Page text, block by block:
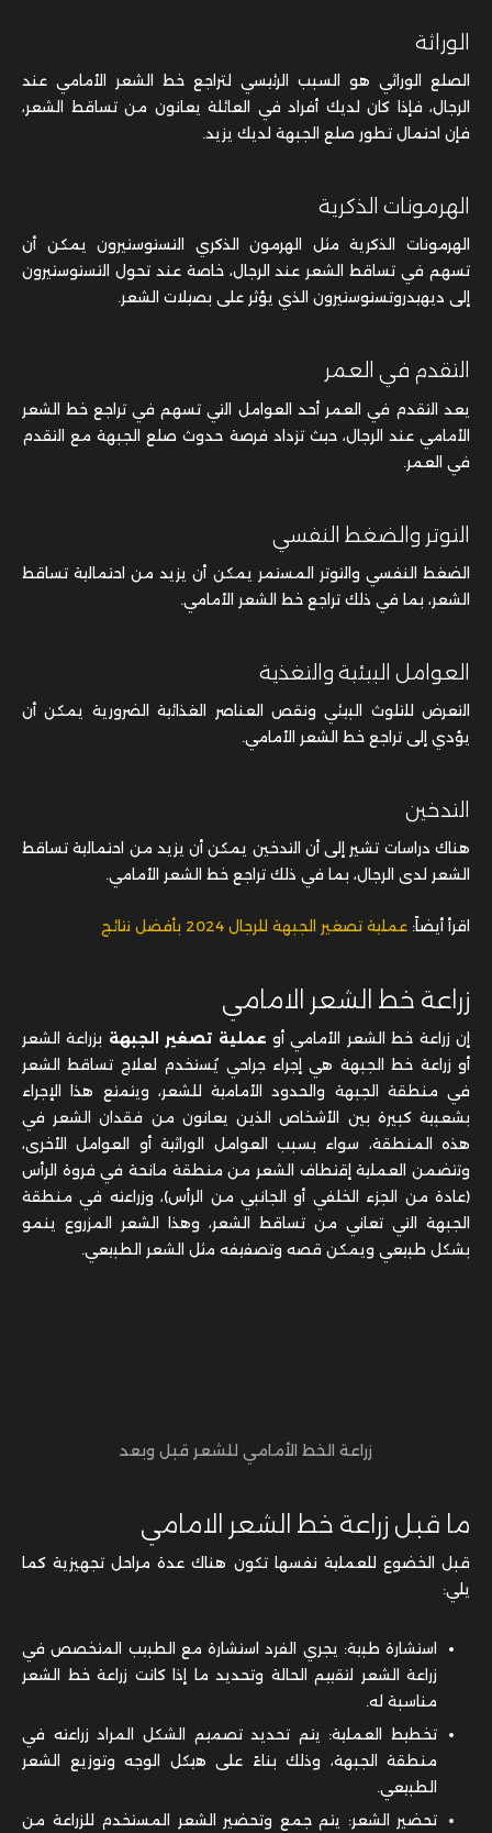
الوراثة
الصلع الوراثي هو السبب الرئيسي لتراجع خط الشعر الأمامي عند
الرجال، فإذا كان لديك أفراد في العائلة يعانون من تساقط الشعر،
فإن احتمال تطور صلع الجبهة لديك يزيد.
الهرمونات الذكرية
الهرمونات الذكرية مثل الهرمون الذكري التستوستيرون يمكن أن
تسهم في تساقط الشعر عند الرجال، خاصة عند تحول التستوستيرون
إلى ديهيدروتستوستيرون الذي يؤثر على بصيلات الشعر.
التقدم في العمر
يعد التقدم في العمر أحد العوامل التي تسهم في تراجع خط الشعر
الأمامي عند الرجال، حيث تزداد فرصة حدوث صلع الجبهة مع التقدم
في العمر.
التوتر والضغط النفسي
الضغط النفسي والتوتر المستمر يمكن أن يزيد من احتمالية تساقط
الشعر، بما في ذلك تراجع خط الشعر الأمامي.
العوامل البيئية والتغذية
التعرض للتلوث البيئي ونقص العناصر الغذائية الضرورية يمكن أن
يؤدي إلى تراجع خط الشعر الأمامي.
التدخين
هناك دراسات تشير إلى أن التدخين يمكن أن يزيد من احتمالية تساقط
الشعر لدى الرجال، بما في ذلك تراجع خط الشعر الأمامي.
اقرأ أيضاً: عملية تصغير الجبهة للرجال 2024 بأفضل نتائج
زراعة خط الشعر الامامي
إن زراعة خط الشعر الأمامي أو عملية تصغير الجبهة بزراعة الشعر
أو زراعة خط الجبهة هي إجراء جراحي يُستخدم لعلاج تساقط الشعر
في منطقة الجبهة والحدود الأمامية للشعر، ويتمتع هذا الإجراء
بشعبية كبيرة بين الأشخاص الذين يعانون من فقدان الشعر في
هذه المنطقة، سواء بسبب العوامل الوراثية أو العوامل الأخرى،
وتتضمن العملية إقتطاف الشعر من منطقة مانحة في فروة الرأس
(عادة من الجزء الخلفي أو الجانبي من الرأس)، وزراعته في منطقة
الجبهة التي تعاني من تساقط الشعر، وهذا الشعر المزروع ينمو
بشكل طبيعي ويمكن قصه وتصفيفه مثل الشعر الطبيعي.
ما قبل زراعة خط الشعر الامامي
استشارة طبية: يجري الفرد استشارة مع الطبيب المتخصص في
تخطيط العملية: يتم تحديد تصميم الشكل المراد زراعته في
منطقة الجبهة، وذلك بناءً على هيكل الوجه وتوزيع الشعر
الطبيعي.
تحضير الشعر: يتم جمع وتحضير الشعر المستخدم للزراعة من
منطقة الجسم المانحة (عادة من الجزء الخلفي من الرأس).
اقرأ أيضاً: تجربتي مع عملية تصغير الجبهة | 3 صور توضح الفرق